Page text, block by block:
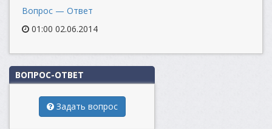
Вопрос — Ответ
01:00 02.06.2014
ВОПРОС-ОТВЕТ
Задать вопрос